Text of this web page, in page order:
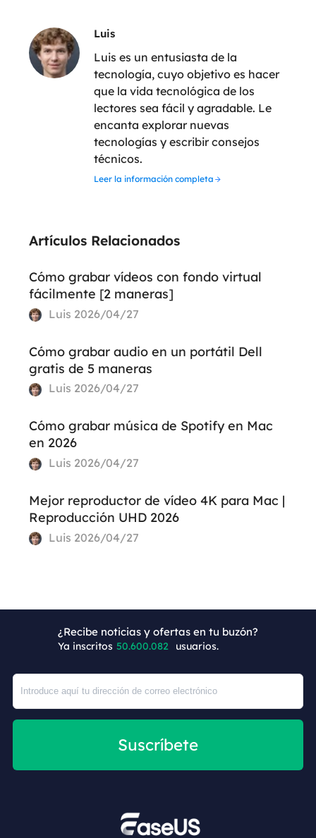
Luis
Luis es un entusiasta de la
tecnología, cuyo objetivo es hacer
que la vida tecnológica de los
lectores sea fácil y agradable. Le
encanta explorar nuevas
tecnologías y escribir consejos
técnicos.
Leer la información completa
Artículos Relacionados
Cómo grabar vídeos con fondo virtual
fácilmente [2 maneras]
Luis 2026/04/27
Cómo grabar audio en un portátil Dell
gratis de 5 maneras
Luis 2026/04/27
Cómo grabar música de Spotify en Mac
en 2026
Luis 2026/04/27
Mejor reproductor de vídeo 4K para Mac |
Reproducción UHD 2026
Luis 2026/04/27
¿Recibe noticias y ofertas en tu buzón?
Ya inscritos 50.600.089 usuarios.
Suscríbete